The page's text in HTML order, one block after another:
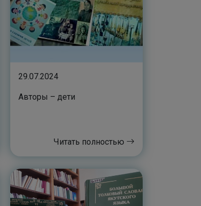
29.07.2024
Авторы – дети
Читать полностью